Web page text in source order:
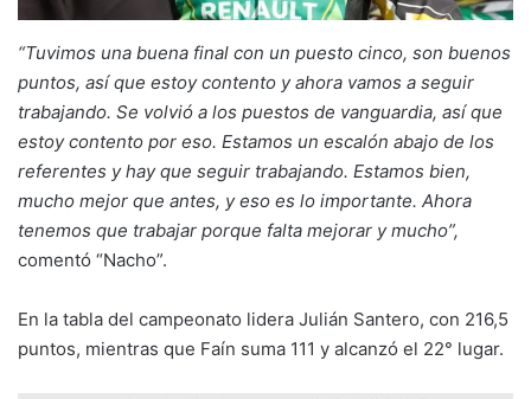
“Tuvimos una buena final con un puesto cinco, son buenos
puntos, así que estoy contento y ahora vamos a seguir
trabajando. Se volvió a los puestos de vanguardia, así que
estoy contento por eso. Estamos un escalón abajo de los
referentes y hay que seguir trabajando. Estamos bien,
mucho mejor que antes, y eso es lo importante. Ahora
tenemos que trabajar porque falta mejorar y mucho”,
comentó “Nacho”.
En la tabla del campeonato lidera Julián Santero, con 216,5
puntos, mientras que Faín suma 111 y alcanzó el 22° lugar.